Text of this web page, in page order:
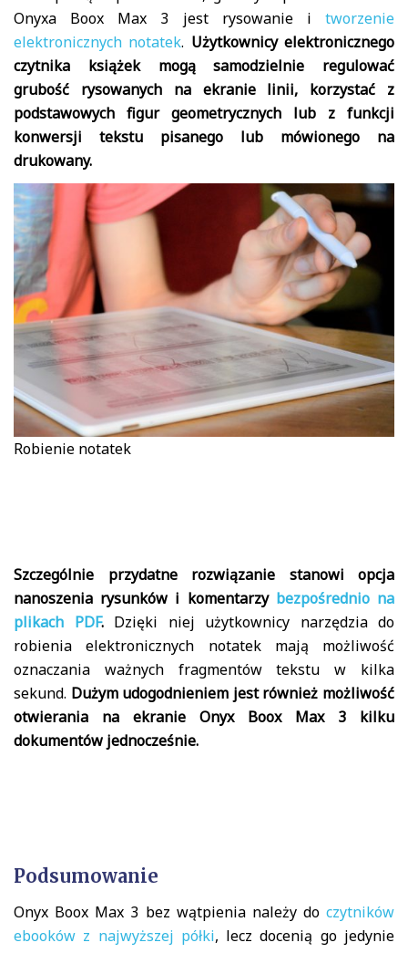
Onyxa Boox Max 3 jest rysowanie i tworzenie
elektronicznych notatek. Użytkownicy elektronicznego
czytnika książek mogą samodzielnie regulować
grubość rysowanych na ekranie linii, korzystać z
podstawowych figur geometrycznych lub z funkcji
konwersji tekstu pisanego lub mówionego na
drukowany.
Robienie notatek
Szczególnie przydatne rozwiązanie stanowi opcja
nanoszenia rysunków i komentarzy bezpośrednio na
plikach PDF.Dzięki niej użytkownicy narzędzia do
robienia elektronicznych notatek mają możliwość
oznaczania ważnych fragmentów tekstu w kilka
sekund. Dużym udogodnieniem jest również możliwość
otwierania na ekranie Onyx Boox Max 3 kilku
dokumentów jednocześnie.
Podsumowanie
Onyx Boox Max 3 bez wątpienia należy do czytników
ebooków z najwyższej półki, lecz docenią go jedynie